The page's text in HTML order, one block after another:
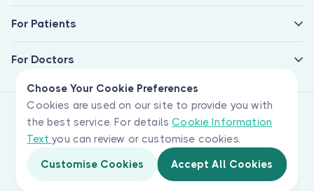
Choose Your Cookie Preferences
Cookies are used on our site to provide you with
the best service. For detailsCookie Information
Textyou can review or customise cookies.
Customise Cookies
Accept All Cookies
For Patients
For Doctors